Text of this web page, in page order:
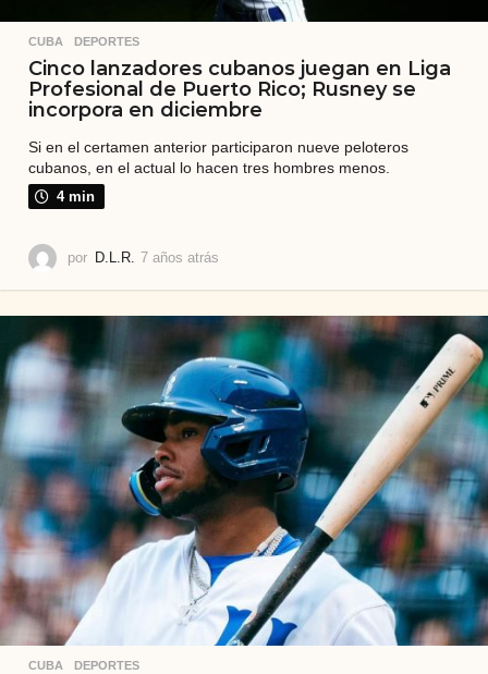
CUBA ,DEPORTES
Cinco lanzadores cubanos juegan en Liga
Profesional de Puerto Rico; Rusney se
incorpora en diciembre
Si en el certamen anterior participaron nueve peloteros
cubanos, en el actual lo hacen tres hombres menos.
4 min
por D.L.R. 7 años atrás
o
s
a
t
r
á
s
CUBA ,DEPORTES